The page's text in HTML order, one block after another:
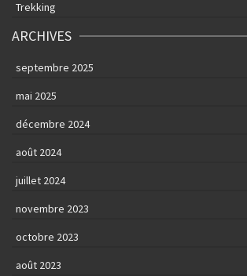
Trekking
ARCHIVES
septembre 2025
mai 2025
décembre 2024
août 2024
juillet 2024
novembre 2023
octobre 2023
août 2023